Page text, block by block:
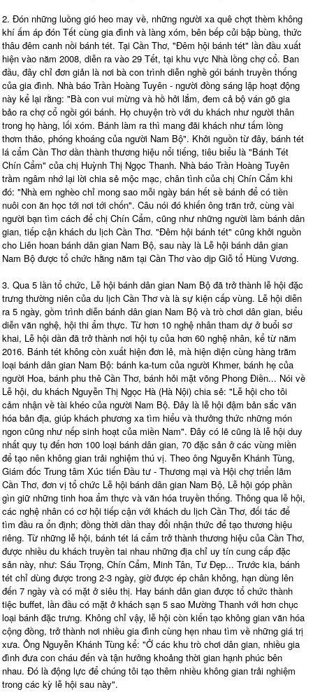
2. Đón những luồng gió heo may về, những người xa quê chợt thèm không
khí ấm áp đón Tết cùng gia đình và làng xóm, bên bếp củi bập bùng, thức
thâu đêm canh nồi bánh tét. Tại Cần Thơ, "Đêm hội bánh tét" lần đầu xuất
hiện vào năm 2008, diễn ra vào 29 Tết, tại khu vực Nhà lồng chợ cổ. Ban
đầu, đây chỉ đơn giản là nơi bà con trình diễn nghề gói bánh truyền thống
của gia đình. Nhà báo Trần Hoàng Tuyên - người đồng sáng lập hoạt động
này kể lại rằng: "Bà con vui mừng và hồ hởi lắm, đem cả bộ ván gõ gia
bảo ra chợ cổ ngồi gói bánh. Họ chuyện trò với du khách như người thân
trong họ hàng, lối xóm. Bánh làm ra thì mang đãi khách như tấm lòng
thơm thảo, phóng khoáng của người Nam Bộ". Khởi nguồn từ đây, bánh tét
lá cẩm Cần Thơ dần thành thương hiệu nổi tiếng, tiêu biểu là "Bánh Tét
Chín Cẩm" của chị Huỳnh Thị Ngọc Thanh. Nhà báo Trần Hoàng Tuyên
trầm ngâm nhớ lại lời chia sẻ mộc mạc, chân tình của chị Chín Cẩm khi
đó: "Nhà em nghèo chỉ mong sao mỗi ngày bán hết sề bánh để có tiền
nuôi con ăn học tới nơi tới chốn". Câu nói đó khiến ông trăn trở, cùng vài
người bạn tìm cách để chị Chín Cẩm, cũng như những người làm bánh dân
gian, tiếp cận khách du lịch Cần Thơ. "Đêm hội bánh tét" cũng khởi nguồn
cho Liên hoan bánh dân gian Nam Bộ, sau này là Lễ hội bánh dân gian
Nam Bộ được tổ chức hằng năm tại Cần Thơ vào dịp Giỗ tổ Hùng Vương.
3. Qua 5 lần tổ chức, Lễ hội bánh dân gian Nam Bộ đã trở thành lễ hội đặc
trưng thường niên của du lịch Cần Thơ và là sự kiện cấp vùng. Lễ hội diễn
ra 5 ngày, gồm trình diễn bánh dân gian Nam Bộ và trò chơi dân gian, biểu
diễn văn nghệ, hội thi ẩm thực. Từ hơn 10 nghệ nhân tham dự ở buổi sơ
khai, Lễ hội dần đã trở thành nơi hội tụ của hơn 60 nghệ nhân, kể từ năm
2016. Bánh tét không còn xuất hiện đơn lẻ, mà hiện diện cùng hàng trăm
loại bánh dân gian Nam Bộ: bánh ka-tum của người Khmer, bánh hẹ của
người Hoa, bánh phu thê Cần Thơ, bánh hỏi mặt võng Phong Điền... Nói về
Lễ hội, du khách Nguyễn Thị Ngọc Hà (Hà Nội) chia sẻ: "Lễ hội cho tôi
cảm nhận về tài khéo của người Nam Bộ. Đây là lễ hội đậm bản sắc văn
hóa bản địa, giúp khách phương xa tìm hiểu và thưởng thức những món
ngon cũng như nếp sinh hoạt của miền Nam". Đây có lẽ cũng là lễ hội duy
nhất quy tụ đến hơn 100 loại bánh dân gian, 70 đặc sản ở các vùng miền
để tạo nên không gian trải nghiệm thú vị. Theo ông Nguyễn Khánh Tùng,
Giám đốc Trung tâm Xúc tiến Đầu tư - Thương mại và Hội chợ triển lãm
Cần Thơ, đơn vị tổ chức Lễ hội bánh dân gian Nam Bộ, Lễ hội góp phần
gìn giữ những tinh hoa ẩm thực và văn hóa truyền thống. Thông qua lễ hội,
các nghệ nhân có cơ hội tiếp cận với khách du lịch Cần Thơ, đối tác để
tìm đầu ra ổn định; đồng thời dần thay đổi nhận thức để tạo thương hiệu
riêng. Từ những lễ hội, bánh tét lá cẩm trở thành thương hiệu của Cần Thơ,
được nhiều du khách truyền tai nhau những địa chỉ uy tín cung cấp đặc
sản này, như: Sáu Trọng, Chín Cẩm, Minh Tân, Tư Đẹp... Trước kia, bánh
tét chỉ dùng được trong 2-3 ngày, giờ được ép chân không, hạn dùng lên
đến 7 ngày và có mặt ở siêu thị. Hay bánh dân gian được tổ chức thành
tiệc buffet, lần đầu có mặt ở khách sạn 5 sao Mường Thanh với hơn chục
loại bánh đặc trưng. Không chỉ vậy, lễ hội còn kiến tạo không gian văn hóa
cộng đồng, trở thành nơi nhiều gia đình cùng hẹn nhau tìm về những giá trị
xưa. Ông Nguyễn Khánh Tùng kể: "Ở các khu trò chơi dân gian, nhiều gia
đình đưa con cháu đến và tận hưởng khoảng thời gian hạnh phúc bên
nhau. Đó là động lực để chúng tôi tạo thêm nhiều không gian trải nghiệm
trong các kỳ lễ hội sau này".